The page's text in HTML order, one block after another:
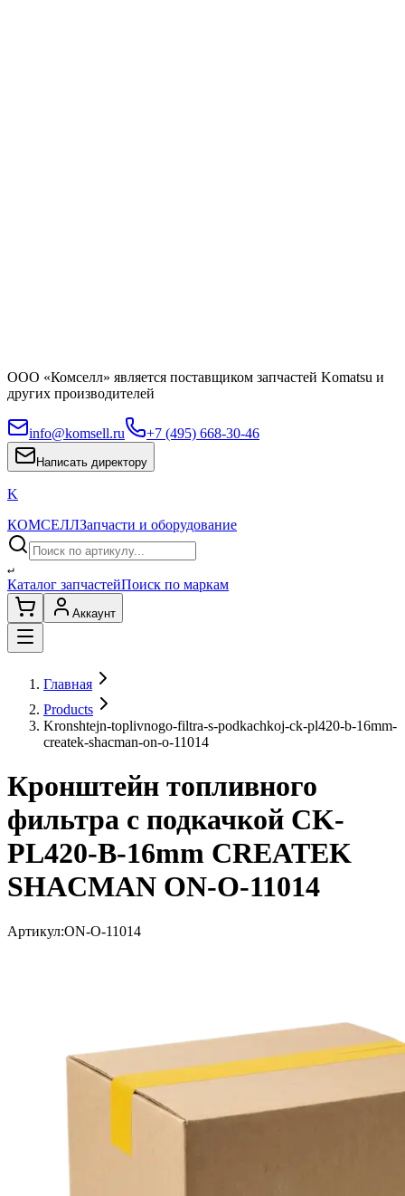
ООО «Комселл» является поставщиком запчастей Komatsu и
других производителей
info@komsell.ru +7 (495) 668-30-46
Написать директору
K
КОМСЕЛЛЗапчасти и оборудование
↵
Каталог запчастейПоиск по маркам
Аккаунт
Главная
Products
Kronshtejn-toplivnogo-filtra-s-podkachkoj-ck-pl420-b-16mm-
createk-shacman-on-o-11014
Кронштейн топливного
фильтра с подкачкой CK-
PL420-B-16mm CREATEK
SHACMAN ON-O-11014
Артикул:ON-O-11014